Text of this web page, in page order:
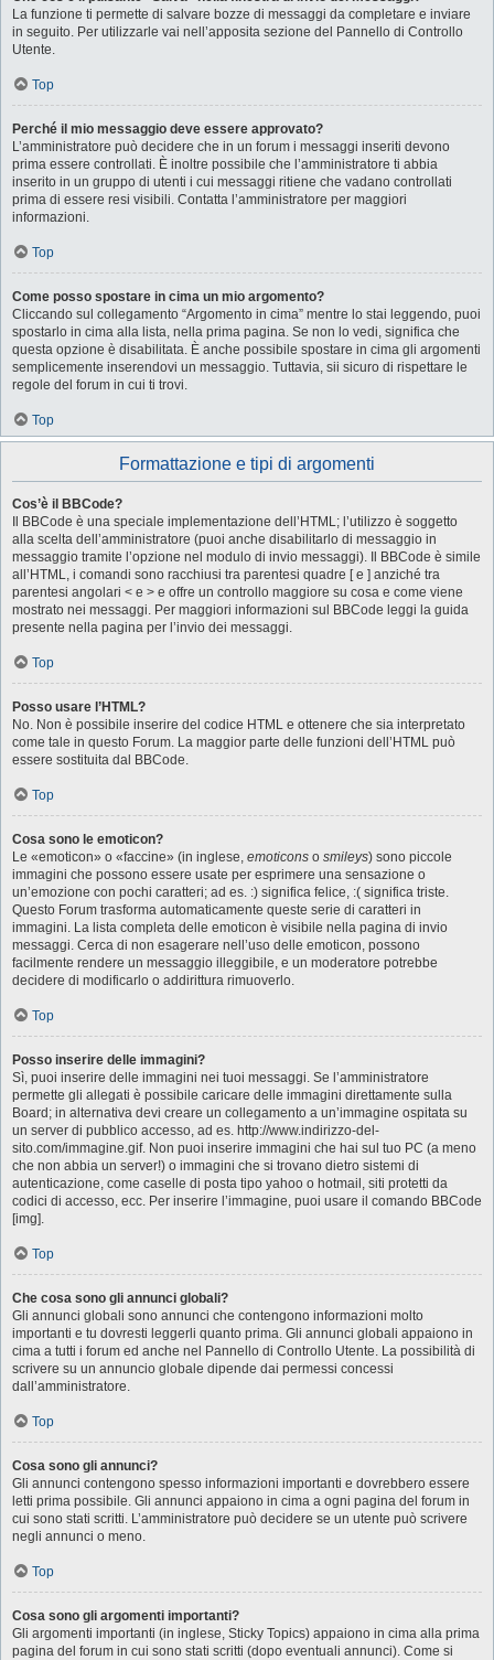
La funzione ti permette di salvare bozze di messaggi da completare e inviare
in seguito. Per utilizzarle vai nell’apposita sezione del Pannello di Controllo
Utente.
Top
Perché il mio messaggio deve essere approvato?
L’amministratore può decidere che in un forum i messaggi inseriti devono
prima essere controllati. È inoltre possibile che l’amministratore ti abbia
inserito in un gruppo di utenti i cui messaggi ritiene che vadano controllati
prima di essere resi visibili. Contatta l’amministratore per maggiori
informazioni.
Top
Come posso spostare in cima un mio argomento?
Cliccando sul collegamento “Argomento in cima” mentre lo stai leggendo, puoi
spostarlo in cima alla lista, nella prima pagina. Se non lo vedi, significa che
questa opzione è disabilitata. È anche possibile spostare in cima gli argomenti
semplicemente inserendovi un messaggio. Tuttavia, sii sicuro di rispettare le
regole del forum in cui ti trovi.
Top
Formattazione e tipi di argomenti
Cos’è il BBCode?
Il BBCode è una speciale implementazione dell’HTML; l’utilizzo è soggetto
alla scelta dell’amministratore (puoi anche disabilitarlo di messaggio in
messaggio tramite l’opzione nel modulo di invio messaggi). Il BBCode è simile
all’HTML, i comandi sono racchiusi tra parentesi quadre [ e ] anziché tra
parentesi angolari < e > e offre un controllo maggiore su cosa e come viene
mostrato nei messaggi. Per maggiori informazioni sul BBCode leggi la guida
presente nella pagina per l’invio dei messaggi.
Top
Posso usare l’HTML?
No. Non è possibile inserire del codice HTML e ottenere che sia interpretato
come tale in questo Forum. La maggior parte delle funzioni dell’HTML può
essere sostituita dal BBCode.
Top
Cosa sono le emoticon?
Le «emoticon» o «faccine» (in inglese, emoticons o smileys) sono piccole
immagini che possono essere usate per esprimere una sensazione o
un’emozione con pochi caratteri; ad es. :) significa felice, :( significa triste.
Questo Forum trasforma automaticamente queste serie di caratteri in
immagini. La lista completa delle emoticon è visibile nella pagina di invio
messaggi. Cerca di non esagerare nell’uso delle emoticon, possono
facilmente rendere un messaggio illeggibile, e un moderatore potrebbe
decidere di modificarlo o addirittura rimuoverlo.
Top
Posso inserire delle immagini?
Sì, puoi inserire delle immagini nei tuoi messaggi. Se l’amministratore
permette gli allegati è possibile caricare delle immagini direttamente sulla
Board; in alternativa devi creare un collegamento a un’immagine ospitata su
un server di pubblico accesso, ad es. http://www.indirizzo-del-
sito.com/immagine.gif. Non puoi inserire immagini che hai sul tuo PC (a meno
che non abbia un server!) o immagini che si trovano dietro sistemi di
autenticazione, come caselle di posta tipo yahoo o hotmail, siti protetti da
codici di accesso, ecc. Per inserire l’immagine, puoi usare il comando BBCode
[img].
Top
Che cosa sono gli annunci globali?
Gli annunci globali sono annunci che contengono informazioni molto
importanti e tu dovresti leggerli quanto prima. Gli annunci globali appaiono in
cima a tutti i forum ed anche nel Pannello di Controllo Utente. La possibilità di
scrivere su un annuncio globale dipende dai permessi concessi
dall’amministratore.
Top
Cosa sono gli annunci?
Gli annunci contengono spesso informazioni importanti e dovrebbero essere
letti prima possibile. Gli annunci appaiono in cima a ogni pagina del forum in
cui sono stati scritti. L’amministratore può decidere se un utente può scrivere
negli annunci o meno.
Top
Cosa sono gli argomenti importanti?
Gli argomenti importanti (in inglese, Sticky Topics) appaiono in cima alla prima
pagina del forum in cui sono stati scritti (dopo eventuali annunci). Come si